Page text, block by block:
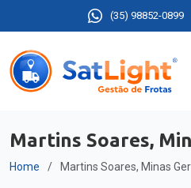
(35) 98852-0899
Martins Soares,
Home Martins Soares, Minas